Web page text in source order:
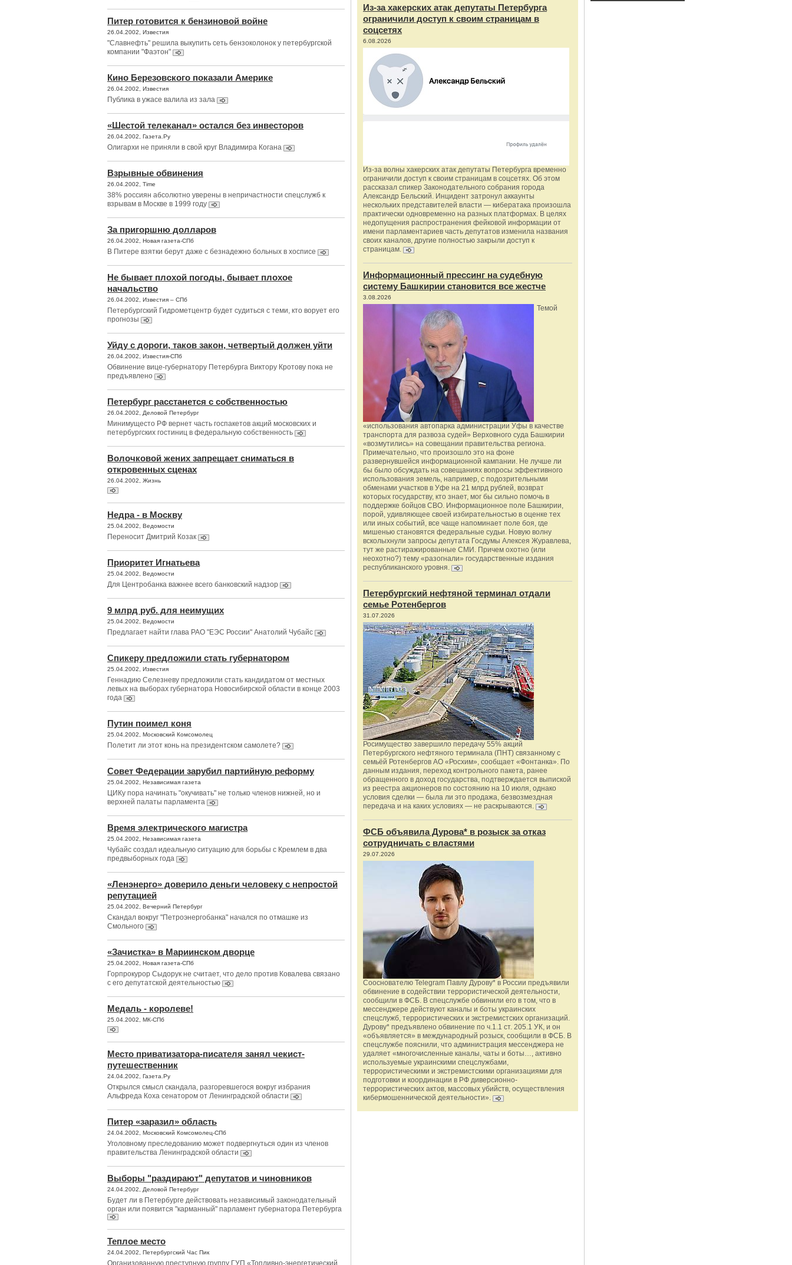
Питер готовится к бензиновой войне
26.04.2002, Известия
"Славнефть" решила выкупить сеть бензоколонок у петербургской
компании "Фаэтон"
Кино Березовского показали Америке
26.04.2002, Известия
Публика в ужасе валила из зала
«Шестой телеканал» остался без инвесторов
26.04.2002, Газета.Ру
Олигархи не приняли в свой круг Владимира Когана
Взрывные обвинения
26.04.2002, Time
38% россиян абсолютно уверены в непричастности спецслужб к
взрывам в Москве в 1999 году
За пригоршню долларов
26.04.2002, Новая газета-СПб
В Питере взятки берут даже с безнадежно больных в хосписе
Не бывает плохой погоды, бывает плохое
начальство
26.04.2002, Известия – СПб
Петербургский Гидрометцентр будет судиться с теми, кто ворует его
прогнозы
Уйду с дороги, таков закон, четвертый должен уйти
26.04.2002, Известия-СПб
Обвинение вице-губернатору Петербурга Виктору Кротову пока не
предъявлено
Петербург расстанется с собственностью
26.04.2002, Деловой Петербург
Минимущесто РФ вернет часть госпакетов акций московских и
петербургских гостиниц в федеральную собственность
Волочковой жених запрещает сниматься в
откровенных сценах
26.04.2002, Жизнь
Недра - в Москву
25.04.2002, Ведомости
Переносит Дмитрий Козак
Приоритет Игнатьева
25.04.2002, Ведомости
Для Центробанка важнее всего банковский надзор
9 млрд руб. для неимущих
25.04.2002, Ведомости
Предлагает найти глава РАО "ЕЭС России" Анатолий Чубайс
Спикеру предложили стать губернатором
25.04.2002, Известия
Геннадию Селезневу предложили стать кандидатом от местных
левых на выборах губернатора Новосибирской области в конце 2003
года
Путин поимел коня
25.04.2002, Московский Комсомолец
Полетит ли этот конь на президентском самолете?
Совет Федерации зарубил партийную реформу
25.04.2002, Независимая газета
ЦИКу пора начинать "окучивать" не только членов нижней, но и
верхней палаты парламента
Время электрического магистра
25.04.2002, Независимая газета
Чубайс создал идеальную ситуацию для борьбы с Кремлем в два
предвыборных года
«Ленэнерго» доверило деньги человеку с непростой
репутацией
25.04.2002, Вечерний Петербург
Скандал вокруг "Петроэнергобанка" начался по отмашке из
Смольного
«Зачистка» в Мариинском дворце
25.04.2002, Новая газета-СПб
Горпрокурор Сыдорук не считает, что дело против Ковалева связано
с его депутатской деятельностью
Медаль - королеве!
25.04.2002, МК-СПб
Место приватизатора-писателя занял чекист-
путешественник
24.04.2002, Газета.Ру
Открылся смысл скандала, разгоревшегося вокруг избрания
Альфреда Коха сенатором от Ленинградской области
Питер «заразил» область
24.04.2002, Московский Комсомолец-СПб
Уголовному преследованию может подвергнуться один из членов
правительства Ленинградской области
Выборы "раздирают" депутатов и чиновников
24.04.2002, Деловой Петербург
Будет ли в Петербурге действовать независимый законодательный
орган или появится "карманный" парламент губернатора Петербурга
Теплое место
24.04.2002, Петербургский Час Пик
Организованную преступную группу ГУП «Топливно-энергетический
Из‑за хакерских атак депутаты Петербурга
ограничили доступ к своим страницам в
соцсетях
6.08.2026
Из‑за волны хакерских атак депутаты Петербурга временно
ограничили доступ к своим страницам в соцсетях. Об этом
рассказал спикер Законодательного собрания города
Александр Бельский. Инцидент затронул аккаунты
нескольких представителей власти — кибератака произошла
практически одновременно на разных платформах. В целях
недопущения распространения фейковой информации от
имени парламентариев часть депутатов изменила названия
своих каналов, другие полностью закрыли доступ к
страницам.
Информационный прессинг на судебную
систему Башкирии становится все жестче
3.08.2026
Темой
«использования автопарка администрации Уфы в качестве
транспорта для развоза судей» Верховного суда Башкирии
«возмутились» на совещании правительства региона.
Примечательно, что произошло это на фоне
развернувшейся информационной кампании. Не лучше ли
бы было обсуждать на совещаниях вопросы эффективного
использования земель, например, с подозрительными
обменами участков в Уфе на 21 млрд рублей, возврат
которых государству, кто знает, мог бы сильно помочь в
поддержке бойцов СВО. Информационное поле Башкирии,
порой, удивляющее своей избирательностью в оценке тех
или иных событий, все чаще напоминает поле боя, где
мишенью становятся федеральные судьи. Новую волну
всколыхнули запросы депутата Госдумы Алексея Журавлева,
тут же растиражированные СМИ. Причем охотно (или
неохотно?) тему «разогнали» государственные издания
республиканского уровня.
Петербургский нефтяной терминал отдали
семье Ротенбергов
31.07.2026
Росимущество завершило передачу 55% акций
Петербургского нефтяного терминала (ПНТ) связанному с
семьёй Ротенбергов АО «Росхим», сообщает «Фонтанка». По
данным издания, переход контрольного пакета, ранее
обращенного в доход государства, подтверждается выпиской
из реестра акционеров по состоянию на 10 июля, однако
условия сделки — была ли это продажа, безвозмездная
передача и на каких условиях — не раскрываются.
ФСБ объявила Дурова* в розыск за отказ
сотрудничать с властями
29.07.2026
Сооснователю Telegram Павлу Дурову* в России предъявили
обвинение в содействии террористической деятельности,
сообщили в ФСБ. В спецслужбе обвинили его в том, что в
мессенджере действуют каналы и боты украинских
спецслужб, террористических и экстремистских организаций.
Дурову* предъявлено обвинение по ч.1.1 ст. 205.1 УК, и он
«объявляется» в международный розыск, сообщили в ФСБ. В
спецслужбе пояснили, что администрация мессенджера не
удаляет «многочисленные каналы, чаты и боты…, активно
используемые украинскими спецслужбами,
террористическими и экстремистскими организациями для
подготовки и координации в РФ диверсионно-
террористических актов, массовых убийств, осуществления
кибермошеннической деятельности».